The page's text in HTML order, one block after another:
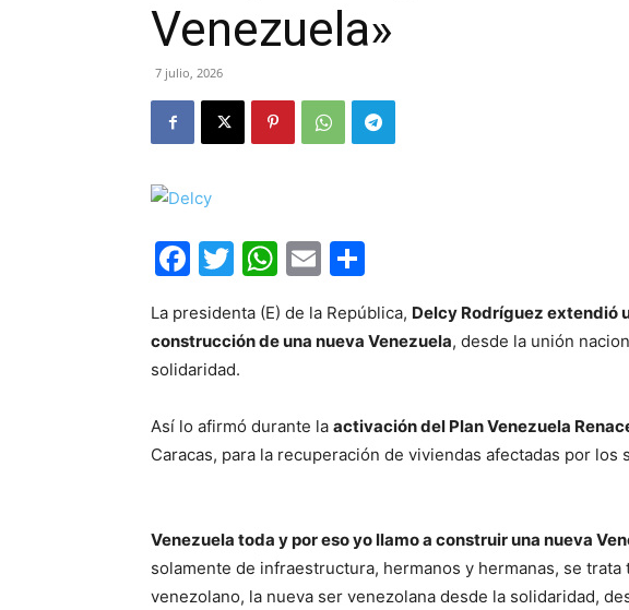
Venezuela»
7 julio, 2026
Facebook
Twitter
WhatsApp
Email
La presidenta (E) de la República, Delcy Rodríguez extendió
construcción de una nueva Venezuela, desde la unión
solidaridad.
Así lo afirmó durante la activación del Plan Venezuela
Caracas, para la recuperación de viviendas afectadas por los
Venezuela toda y por eso yo llamo a construir una nueva
solamente de infraestructura, hermanos y hermanas, se
venezolano, la nueva ser venezolana desde la solidaridad,